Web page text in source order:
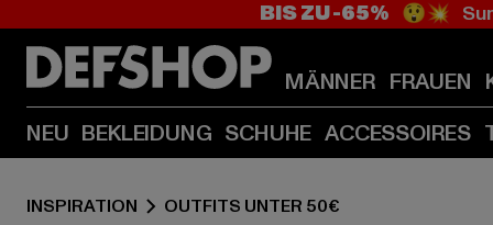
BIS ZU -65% 😲💥
MÄNNER FRAUEN
NEU BEKLEIDUNG SCHUHE ACCESSOIRES
INSPIRATION OUTFITS UNTER 50€